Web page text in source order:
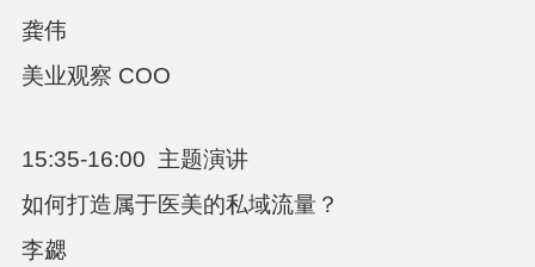
龚伟
美业观察 COO
15:35-16:00 主题演讲
如何打造属于医美的私域流量？
李勰